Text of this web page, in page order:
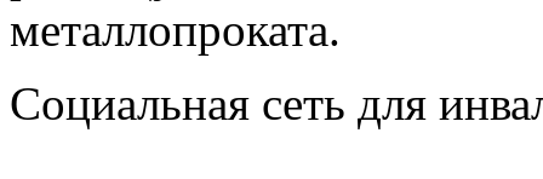
металлопроката.
Социальная сеть для